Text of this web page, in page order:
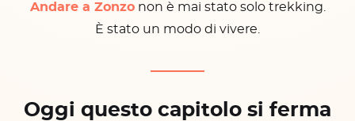
Andare a Zonzonon è mai stato solo trekking.
È stato un modo di vivere.
Oggi questo capitolo si ferma